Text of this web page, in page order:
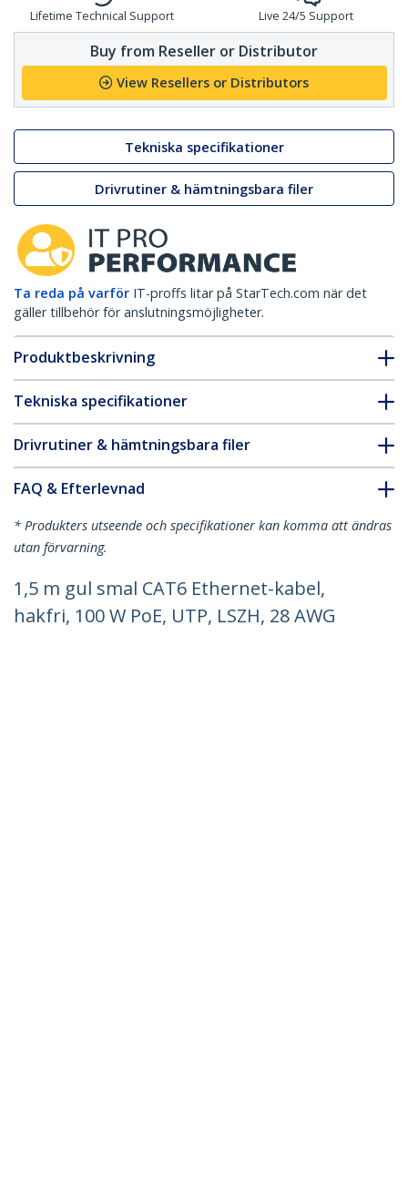
Lifetime Technical Support Live 24/5 Support
Buy from Reseller or Distributor
View Resellers or Distributors
Tekniska specifikationer
Drivrutiner & hämtningsbara filer
Ta reda på varför IT-proffs litar på StarTech.com när det
gäller tillbehör för anslutningsmöjligheter.
Produktbeskrivning
Tekniska specifikationer
Drivrutiner & hämtningsbara filer
FAQ & Efterlevnad
* Produkters utseende och specifikationer kan komma att ändras
utan förvarning.
1,5 m gul smal CAT6 Ethernet-kabel,
hakfri, 100 W PoE, UTP, LSZH, 28 AWG